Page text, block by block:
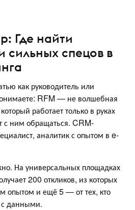
Где найти
сильных спецов в
как руководитель или
RFM — не волшебная
работает только в руках
с ним обращаться. CRM-
аналитик с опытом в e-
На универсальных площадках
200 откликов, из которых
и ещё 5 — от тех, кто
с данными.